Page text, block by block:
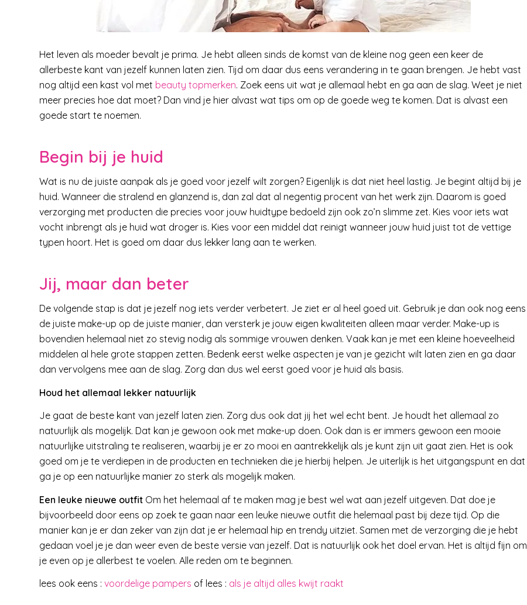
Het leven als moeder bevalt je prima. Je hebt alleen sinds de komst van de kleine nog geen een keer de
allerbeste kant van jezelf kunnen laten zien. Tijd om daar dus eens verandering in te gaan brengen. Je hebt vast
nog altijd een kast vol met beauty topmerken. Zoek eens uit wat je allemaal hebt en ga aan de slag. Weet je niet
meer precies hoe dat moet? Dan vind je hier alvast wat tips om op de goede weg te komen. Dat is alvast een
goede start te noemen.
Begin bij je huid
Wat is nu de juiste aanpak als je goed voor jezelf wilt zorgen? Eigenlijk is dat niet heel lastig. Je begint altijd bij je
huid. Wanneer die stralend en glanzend is, dan zal dat al negentig procent van het werk zijn. Daarom is goed
verzorging met producten die precies voor jouw huidtype bedoeld zijn ook zo’n slimme zet. Kies voor iets wat
vocht inbrengt als je huid wat droger is. Kies voor een middel dat reinigt wanneer jouw huid juist tot de vettige
typen hoort. Het is goed om daar dus lekker lang aan te werken.
Jij, maar dan beter
De volgende stap is dat je jezelf nog iets verder verbetert. Je ziet er al heel goed uit. Gebruik je dan ook nog eens
de juiste make-up op de juiste manier, dan versterk je jouw eigen kwaliteiten alleen maar verder. Make-up is
bovendien helemaal niet zo stevig nodig als sommige vrouwen denken. Vaak kan je met een kleine hoeveelheid
middelen al hele grote stappen zetten. Bedenk eerst welke aspecten je van je gezicht wilt laten zien en ga daar
dan vervolgens mee aan de slag. Zorg dan dus wel eerst goed voor je huid als basis.
Houd het allemaal lekker natuurlijk
Je gaat de beste kant van jezelf laten zien. Zorg dus ook dat jij het wel echt bent. Je houdt het allemaal zo
natuurlijk als mogelijk. Dat kan je gewoon ook met make-up doen. Ook dan is er immers gewoon een mooie
natuurlijke uitstraling te realiseren, waarbij je er zo mooi en aantrekkelijk als je kunt zijn uit gaat zien. Het is ook
goed om je te verdiepen in de producten en technieken die je hierbij helpen. Je uiterlijk is het uitgangspunt en dat
ga je op een natuurlijke manier zo sterk als mogelijk maken.
Een leuke nieuwe outfit Om het helemaal af te maken mag je best wel wat aan jezelf uitgeven. Dat doe je
bijvoorbeeld door eens op zoek te gaan naar een leuke nieuwe outfit die helemaal past bij deze tijd. Op die
manier kan je er dan zeker van zijn dat je er helemaal hip en trendy uitziet. Samen met de verzorging die je hebt
gedaan voel je je dan weer even de beste versie van jezelf. Dat is natuurlijk ook het doel ervan. Het is altijd fijn om
je even op je allerbest te voelen. Alle reden om te beginnen.
lees ook eens : voordelige pampers of lees : als je altijd alles kwijt raakt